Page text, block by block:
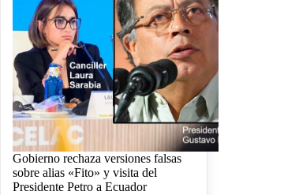
Gobierno rechaza versiones falsas
sobre alias «Fito» y visita del
Presidente Petro a Ecuador